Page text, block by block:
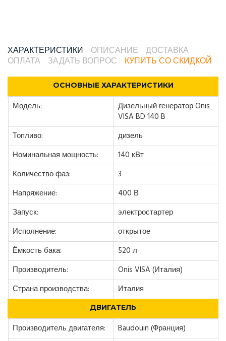
ХАРАКТЕРИСТИКИ ОПИСАНИЕ
ДОСТАВКА
ОПЛАТА
ЗАДАТЬ ВОПРОС КУПИТЬ СО СКИДКОЙ
ОСНОВНЫЕ ХАРАКТЕРИСТИКИ
Модель:
Дизельный генератор Onis
VISA BD 140 B
Топливо:
дизель
Номинальная мощность:
140 кВт
Количество фаз:
3
Напряжение:
400 В
Запуск:
электростартер
Исполнение:
открытое
Ёмкость бака:
520 л
Производитель:
Onis VISA (Италия)
Страна производства:
Италия
ДВИГАТЕЛЬ
Производитель двигателя:
Baudouin (Франция)